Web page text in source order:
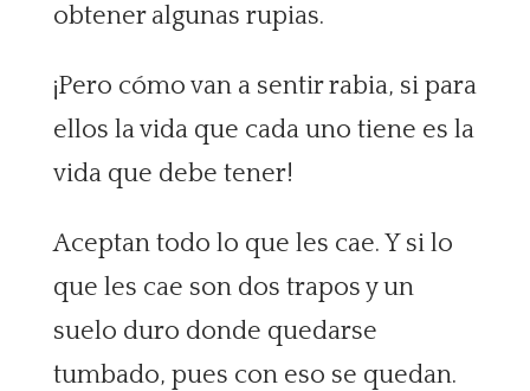
obtener algunas rupias.
¡Pero cómo van a sentir rabia, si para
ellos la vida que cada uno tiene es la
vida que debe tener!
Aceptan todo lo que les cae. Y si lo
que les cae son dos trapos y un
suelo duro donde quedarse
tumbado, pues con eso se quedan.